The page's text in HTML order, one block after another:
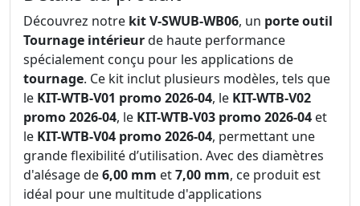
Découvrez notre kit V-SWUB-WB06, un porte outil
Tournage intérieurde haute performance
spécialement conçu pour les applications de
tournage. Ce kit inclut plusieurs modèles, tels que
le KIT-WTB-V01 promo 2026-04, le KIT-WTB-V02
promo 2026-04, le KIT-WTB-V03 promo 2026-04 et
le KIT-WTB-V04 promo 2026-04, permettant une
grande flexibilité d’utilisation. Avec des diamètres
d'alésage de6,00 mm et7,00 mm, ce produit est
idéal pour une multitude d'applications